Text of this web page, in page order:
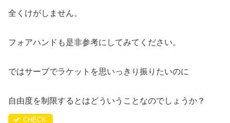
全くけがしません。
フォアハンドも是非参考にしてみてください。
ではサーブでラケットを思いっきり振りたいのに
自由度を制限するとはどういうことなのでしょうか？